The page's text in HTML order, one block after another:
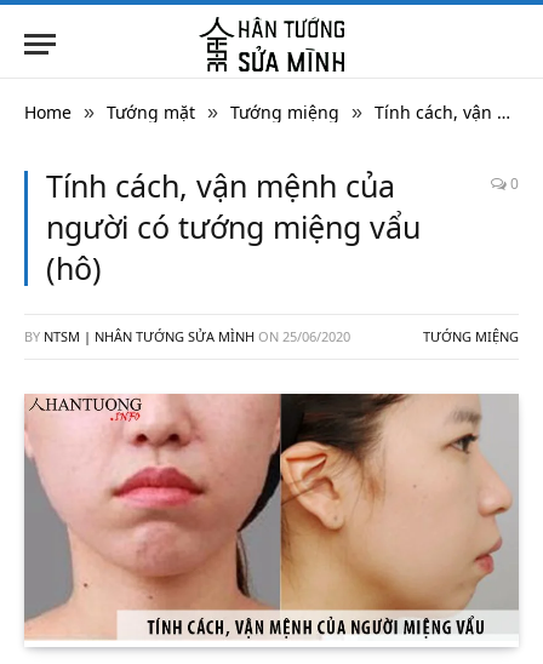
Home » Tướng mặt » Tướng miệng » Tính cách, vận mệnh của người có tướng miệng vẩu (hô)
Tính cách, vận mệnh của
người có tướng miệng vẩu
(hô)
0
BY NTSM | NHÂN TƯỚNG SỬA MÌNH ON 25/06/2020 TƯỚNG MIỆNG